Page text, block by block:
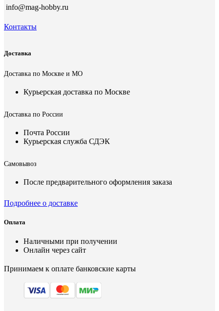
info@mag-hobby.ru
Контакты
Доставка
Доставка по Москве и МО
Курьерская доставка по Москве
Доставка по России
Почта России
Курьерская служба СДЭК
Самовывоз
После предварительного оформления заказа
Подробнее о доставке
Оплата
Наличными при получении
Онлайн через сайт
Принимаем к оплате банковские карты